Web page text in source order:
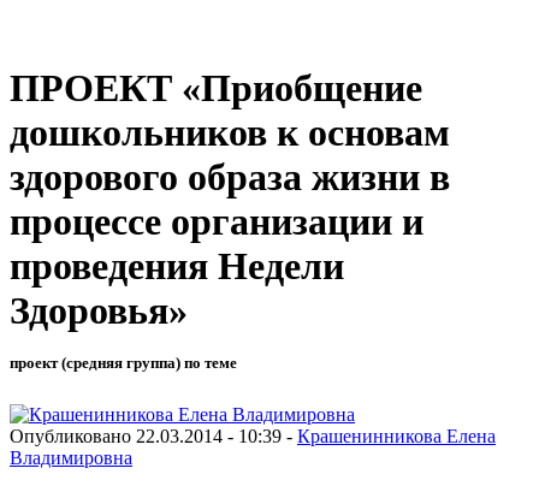
ПРОЕКТ «Приобщение
дошкольников к основам
здорового образа жизни в
процессе организации и
проведения Недели
Здоровья»
проект (средняя группа) по теме
Опубликовано 22.03.2014 - 10:39 - Крашенинникова Елена
Владимировна